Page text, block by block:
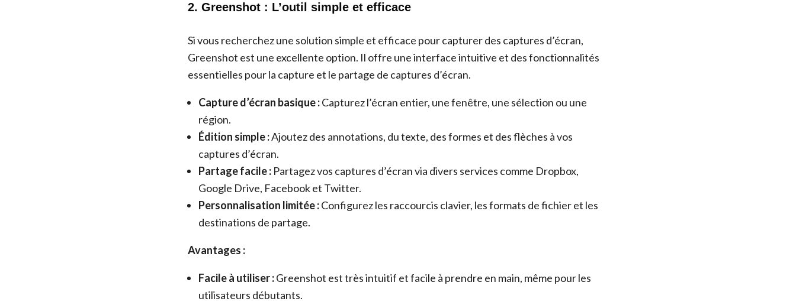
2. Greenshot : L’outil simple et efficace
Si vous recherchez une solution simple et efficace pour capturer des captures d’écran,
Greenshot est une excellente option. Il offre une interface intuitive et des fonctionnalités
essentielles pour la capture et le partage de captures d’écran.
Capture d’écran basique :Capturez l’écran entier, une fenêtre, une sélection ou une
région.
Édition simple :Ajoutez des annotations, du texte, des formes et des flèches à vos
captures d’écran.
Partage facile : Partagez vos captures d’écran via divers services comme Dropbox,
Google Drive, Facebook et Twitter.
Personnalisation limitée :Configurez les raccourcis clavier, les formats de fichier et les
destinations de partage.
Avantages :
Facile à utiliser :Greenshot est très intuitif et facile à prendre en main, même pour les
utilisateurs débutants.